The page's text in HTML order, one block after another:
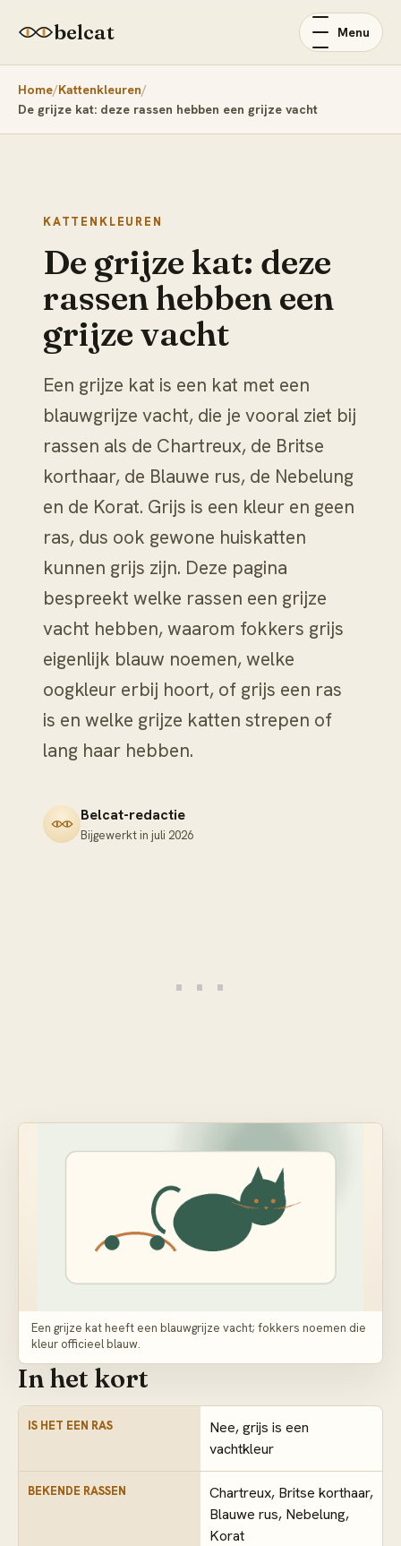
belcat Menu
Home Kattenkleuren
De grijze kat: deze rassen hebben een grijze vacht
KATTENKLEUREN
De grijze kat: deze
rassen hebben een
grijze vacht
Een grijze kat is een kat met een
blauwgrijze vacht, die je vooral ziet bij
rassen als de Chartreux, de Britse
korthaar, de Blauwe rus, de Nebelung
en de Korat. Grijs is een kleur en geen
ras, dus ook gewone huiskatten
kunnen grijs zijn. Deze pagina
bespreekt welke rassen een grijze
vacht hebben, waarom fokkers grijs
eigenlijk blauw noemen, welke
oogkleur erbij hoort, of grijs een ras
is en welke grijze katten strepen of
lang haar hebben.
Belcat-redactie
Bijgewerkt in juli 2026
Een grijze kat heeft een blauwgrijze vacht; fokkers noemen die
kleur officieel blauw.
In het kort
IS HET EEN RAS
Nee, grijs is een
vachtkleur
BEKENDE RASSEN
Chartreux, Britse korthaar,
Blauwe rus, Nebelung,
Korat